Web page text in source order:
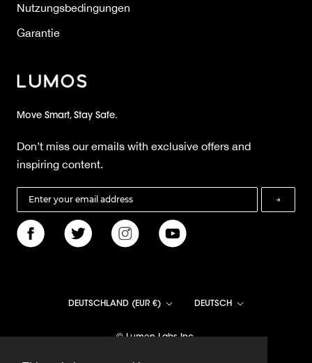
Nutzungsbedingungen
Garantie
Move Smart, Stay Safe.
Don’t miss our emails with exclusive offers and
inspiring content.
→
Land/Region
DEUTSCHLAND (EUR €) Sprache
DEUTSCH
© Lumen Labs Inc.